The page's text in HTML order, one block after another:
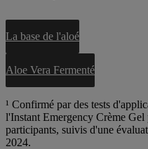
La base de l'aloé
Aloe Vera Fermenté
¹ Confirmé par des tests
l'Instant Emergency Crème Gel
participants, suivis d'une
2024.